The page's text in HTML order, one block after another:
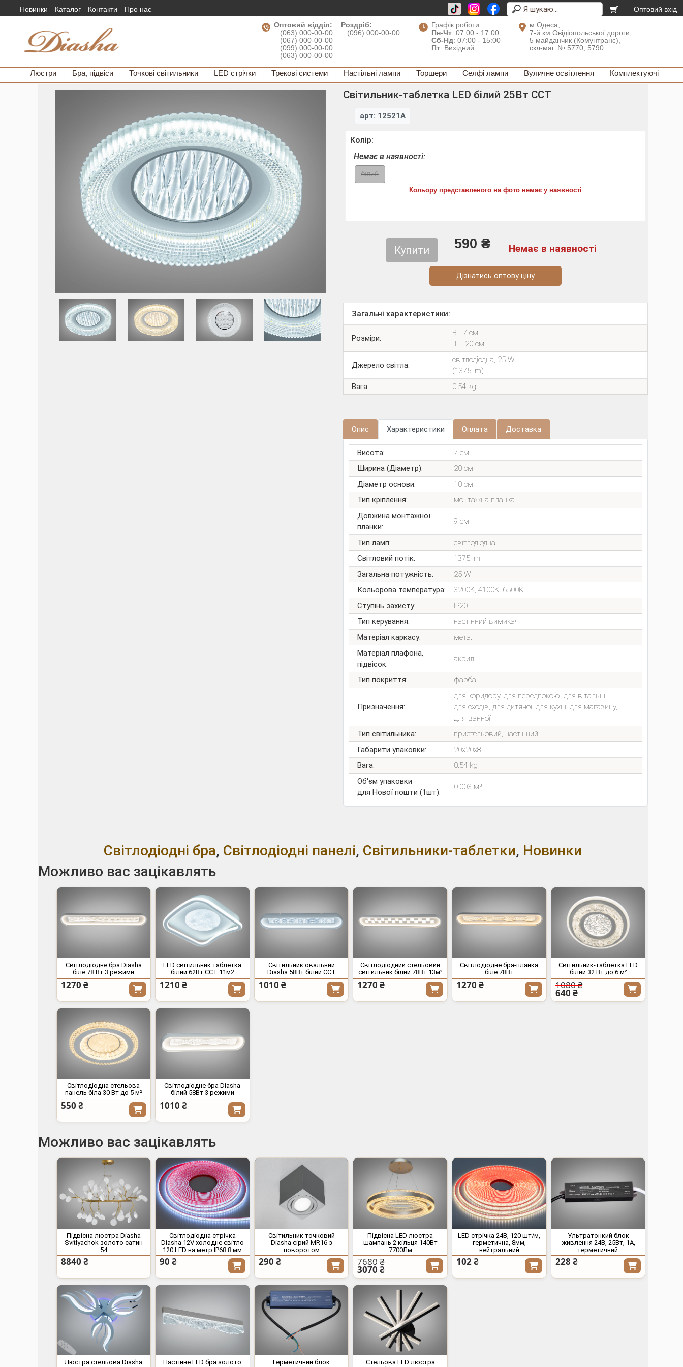
Новинки Каталог Контакти Про нас
Оптовий вхід
Оптовий відділ:
(063) 000-00-00
(067) 000-00-00
(099) 000-00-00
(063) 000-00-00
Роздріб:
(096) 000-00-00
Графік роботи:
Пн-Чт: 07:00 - 17:00
Сб-Нд: 07:00 - 15:00
Пт: Вихідний
м.Одеса,
7-й км Овідіопольської дороги,
5 майданчик (Комунтранс),
скл-маг. № 5770, 5790
Люстри Бра, підвіси Точкові світильники LED стрічки Трекові системи Настільні лампи Торшери Селфі лампи Вуличне освітлення Комплектуючі
Світильник-таблетка LED білий 25Вт CCT
арт: 12521A
Колір:
Немає в наявності:
білий
Кольору представленого на фото немає у наявності
Купити 590 ₴ Немає в наявності
Дізнатись оптову ціну
Загальні характеристики:
Розміри:
В - 7 см
Ш - 20 см
Джерело світла:
світлодіодна, 25 W,
(1375 lm)
Вага:
0.54 kg
Опис Характеристики Оплата Доставка
Висота:
7 см
Ширина (Діаметр):
20 см
Діаметр основи:
10 см
Тип кріплення:
монтажна планка
Довжина монтажної
планки:
9 см
Тип ламп:
світлодіодна
Світловий потік:
1375 lm
Загальна потужність:
25 W
Кольорова температура:
3200K, 4100K, 6500K
Ступінь захисту:
IP20
Тип керування:
настінний вимикач
Матеріал каркасу:
метал
Матеріал плафона,
підвісок:
акрил
Тип покриття: фарба
Призначення:
для коридору, для передпокою, для вітальні,
для сходів, для дитячої, для кухні, для магазину,
для ванної
Тип світильника:
пристельовий, настінний
Габарити упаковки:
20x20x8
Вага:
0.54 kg
Об'єм упаковки
для Нової пошти (1шт):
0.003 м³
Світлодіодні бра, Світлодіодні панелі, Світильники-таблетки, Новинки
Можливо вас зацікавлять
Світлодіодне бра Diasha
біле 78 Вт 3 режими
1270 ₴
LED світильник таблетка
білий 62Вт CCT 11м2
1210 ₴
Світильник овальний
Diasha 58Вт білий CCT
1010 ₴
Світлодіодний стельовий
світильник білий 78Вт 13м²
1270 ₴
Світлодіодне бра-планка
біле 78Вт
1270 ₴
Світильник-таблетка LED
білий 32 Вт до 6 м²
1080 ₴
640 ₴
Світлодіодна стельова
панель біла 30 Вт до 5 м²
550 ₴
Світлодіодне бра Diasha
білий 58Вт 3 режими
1010 ₴
Можливо вас зацікавлять
Підвісна люстра Diasha
Svitlyachok золото сатин
54
8840 ₴
Світлодіодна стрічка
Diasha 12V холодне світло
120 LED на метр IP68 8 мм
90 ₴
Світильник точковий
Diasha сірий MR16 з
поворотом
290 ₴
Підвісна LED люстра
шампань 2 кільця 140Вт
7700Лм
7680 ₴
3070 ₴
LED стрічка 24В, 120 шт/м,
герметична, 8мм,
нейтральний
102 ₴
Ультратонкий блок
живлення 24В, 25Вт, 1А,
герметичний
228 ₴
Люстра стельова Diasha
Настінне LED бра золото
Герметичний блок
Стельова LED люстра